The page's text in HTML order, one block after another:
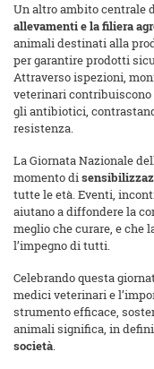
Un altro ambito centrale
allevamenti e la filiera
animali destinati alla
per garantire prodotti
Attraverso ispezioni,
veterinari contribuiscono
gli antibiotici,
resistenza.
La Giornata Nazionale
momento di
tutte le età. Eventi,
aiutano a diffondere la
meglio che curare, e che
l’impegno di tutti.
Celebrando questa
medici veterinari e
strumento efficace,
animali significa, in
società.